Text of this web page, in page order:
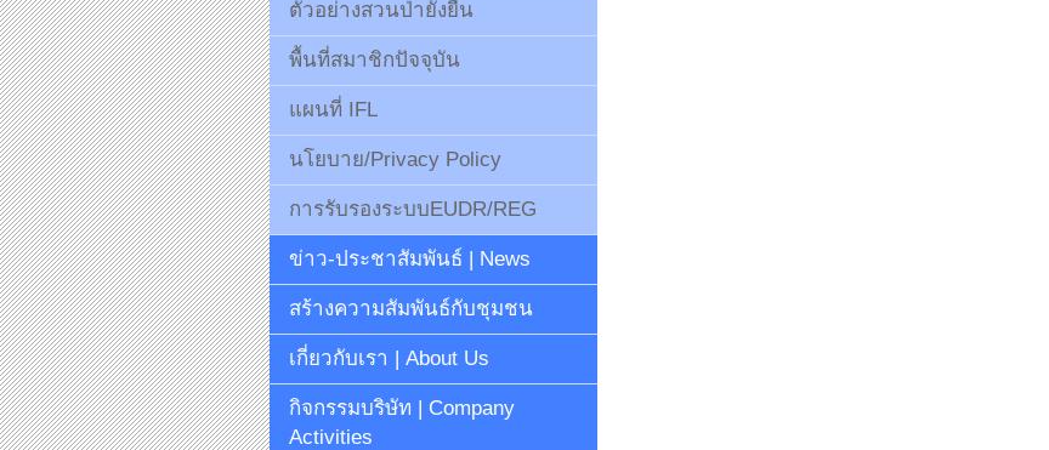
ตัวอย่างสวนป่ายั่งยืน
พื้นที่สมาชิกปัจจุบัน
แผนที่ IFL
นโยบาย/Privacy Policy
การรับรองระบบEUDR/REG
ข่าว-ประชาสัมพันธ์ | News
สร้างความสัมพันธ์กับชุมชน
เกี่ยวกับเรา | About Us
กิจกรรมบริษัท | Company
Activities